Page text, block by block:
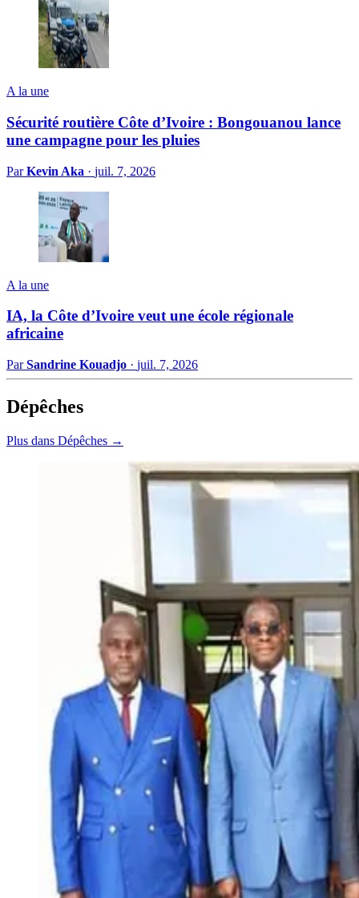
A la une
Sécurité routière Côte d’Ivoire : Bongouanou lance
une campagne pour les pluies
ParKevin Aka · juil. 7, 2026
A la une
IA, la Côte d’Ivoire veut une école régionale
africaine
ParSandrine Kouadjo · juil. 7, 2026
Dépêches
Plus dans Dépêches →